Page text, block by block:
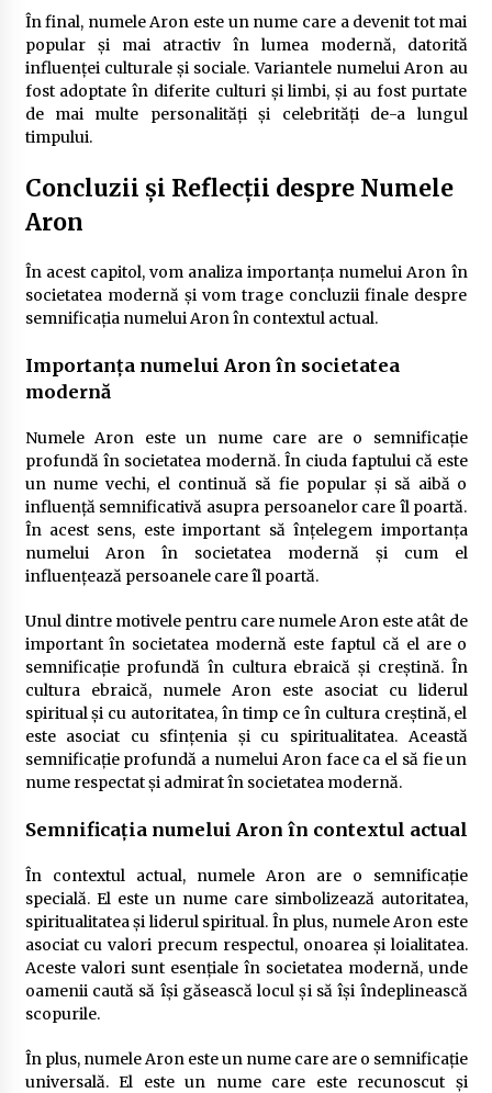
În final, numele Aron este un nume care a devenit tot mai
popular și mai atractiv în lumea modernă, datorită
influenței culturale și sociale. Variantele numelui Aron au
fost adoptate în diferite culturi și limbi, și au fost purtate
de mai multe personalități și celebrități de-a lungul
timpului.
Concluzii și Reflecții despre Numele
Aron
În acest capitol, vom analiza importanța numelui Aron în
societatea modernă și vom trage concluzii finale despre
semnificația numelui Aron în contextul actual.
Importanța numelui Aron în societatea
modernă
Numele Aron este un nume care are o semnificație
profundă în societatea modernă. În ciuda faptului că este
un nume vechi, el continuă să fie popular și să aibă o
influență semnificativă asupra persoanelor care îl poartă.
În acest sens, este important să înțelegem importanța
numelui Aron în societatea modernă și cum el
influențează persoanele care îl poartă.
Unul dintre motivele pentru care numele Aron este atât de
important în societatea modernă este faptul că el are o
semnificație profundă în cultura ebraică și creștină. În
cultura ebraică, numele Aron este asociat cu liderul
spiritual și cu autoritatea, în timp ce în cultura creștină, el
este asociat cu sfințenia și cu spiritualitatea. Această
semnificație profundă a numelui Aron face ca el să fie un
nume respectat și admirat în societatea modernă.
Semnificația numelui Aron în contextul actual
În contextul actual, numele Aron are o semnificație
specială. El este un nume care simbolizează autoritatea,
spiritualitatea și liderul spiritual. În plus, numele Aron este
asociat cu valori precum respectul, onoarea și loialitatea.
Aceste valori sunt esențiale în societatea modernă, unde
oamenii caută să își găsească locul și să își îndeplinească
scopurile.
În plus, numele Aron este un nume care are o semnificație
universală. El este un nume care este recunoscut și